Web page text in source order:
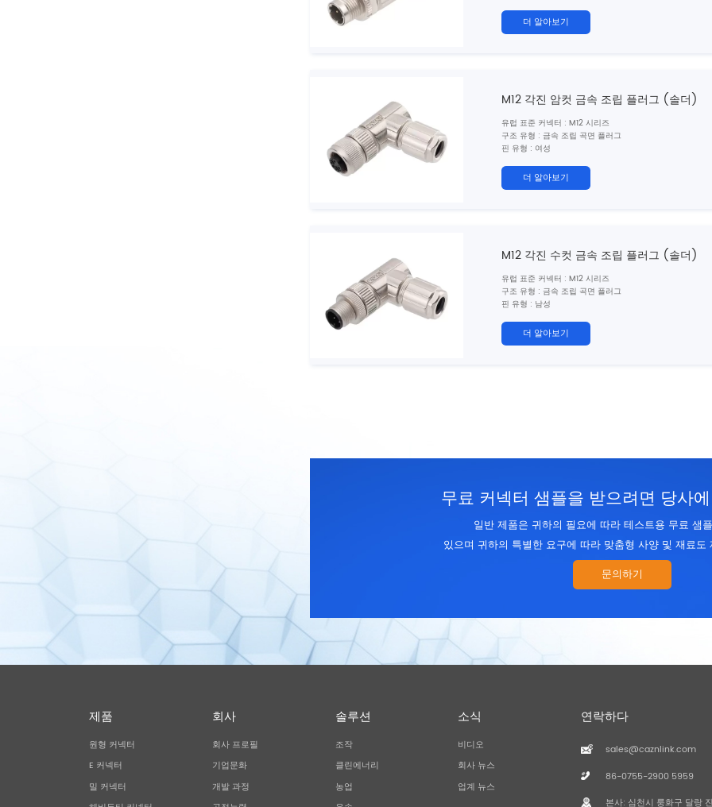
연결 방법 : 크림프
차폐 : 예
더 알아보기
M12 각진 암컷 금속 조립 플러그 (솔더)
유럽 ​​표준 커넥터 : M12 시리즈
구조 유형 : 금속 조립 곡면 플러그
핀 유형 : 여성
연결 방법 : 솔더
차폐 : 예
더 알아보기
M12 각진 수컷 금속 조립 플러그 (솔더)
유럽 ​​표준 커넥터 : M12 시리즈
구조 유형 : 금속 조립 곡면 플러그
핀 유형 : 남성
연결 방법 : 솔더
차폐 : 예
더 알아보기
무료 커넥터 샘플을 받으려면 당사
일반 제품은 귀하의 필요에 따라 테스트용 무료 샘
있으며 귀하의 특별한 요구에 따라 맞춤형 사양 및 재료도
문의하기
제품
원형 커넥터
E 커넥터
밀 커넥터
회사
회사 프로필
기업문화
개발 과정
솔루션
조작
클린에너리
농업
소식
비디오
회사 뉴스
업계 뉴스
연락하다
sales@caznlink.com
86-0755-2900 5959
본사: 심천시 룽화구 달랑